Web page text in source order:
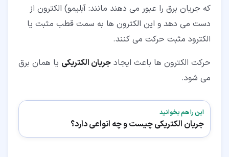
که جریان برق را عبور می دهند مانند: آبلیمو) الکترون از
دست می دهد و این الکترون ها به سمت قطب مثبت یا
الکترود مثبت حرکت می کنند.
حرکت الکترون ها باعث ایجاد جریان الکتریکی یا همان برق
می شود.
این را هم بخوانید
جریان الکتریکی چیست و چه انواعی دارد؟